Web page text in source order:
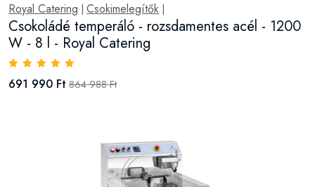
Royal Catering Csokimelegítők
Csokoládé temperáló - rozsdamentes acél - 1200
W - 8 l - Royal Catering
691 990 Ft 864 988 Ft